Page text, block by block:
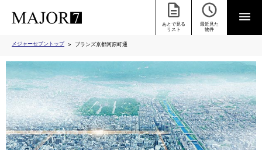
あとで見る
リスト
最近見た
物件
メジャーセブントップ ブランズ京都河原町通